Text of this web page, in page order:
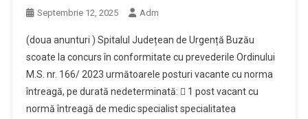
Septembrie 12, 2025 Adm
(doua anunturi ) Spitalul Județean de Urgență Buzău
scoate la concurs în conformitate cu prevederile Ordinului
M.S. nr. 166/ 2023 următoarele posturi vacante cu norma
întreagă, pe durată nedeterminată:  1 post vacant cu
normă întreagă de medic specialist specialitatea